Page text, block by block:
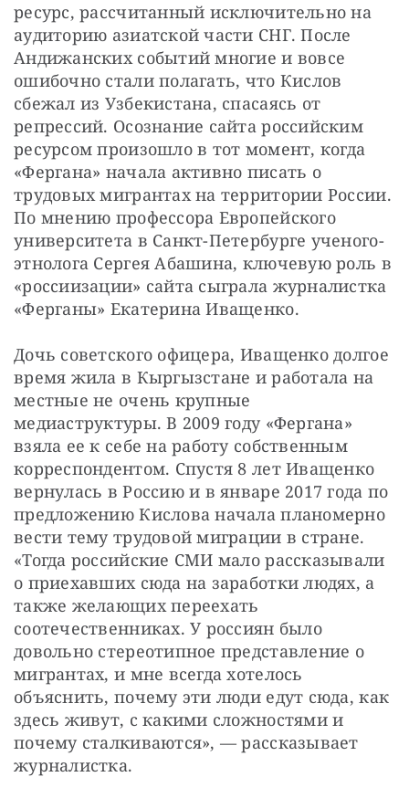
ресурс, рассчитанный исключительно на
аудиторию азиатской части СНГ. После
Андижанских событий многие и вовсе
ошибочно стали полагать, что Кислов
сбежал из Узбекистана, спасаясь от
репрессий. Осознание сайта российским
ресурсом произошло в тот момент, когда
«Фергана» начала активно писать о
трудовых мигрантах на территории России.
По мнению профессора Европейского
университета в Санкт-Петербурге ученого-
этнолога Сергея Абашина, ключевую роль в
«россиизации» сайта сыграла журналистка
«Ферганы» Екатерина Иващенко.
Дочь советского офицера, Иващенко долгое
время жила в Кыргызстане и работала на
местные не очень крупные
медиаструктуры. В 2009 году «Фергана»
взяла ее к себе на работу собственным
корреспондентом. Спустя 8 лет Иващенко
вернулась в Россию и в январе 2017 года по
предложению Кислова начала планомерно
вести тему трудовой миграции в стране.
«Тогда российские СМИ мало рассказывали
о приехавших сюда на заработки людях, а
также желающих переехать
соотечественниках. У россиян было
довольно стереотипное представление о
мигрантах, и мне всегда хотелось
объяснить, почему эти люди едут сюда, как
здесь живут, с какими сложностями и
почему сталкиваются», — рассказывает
журналистка.